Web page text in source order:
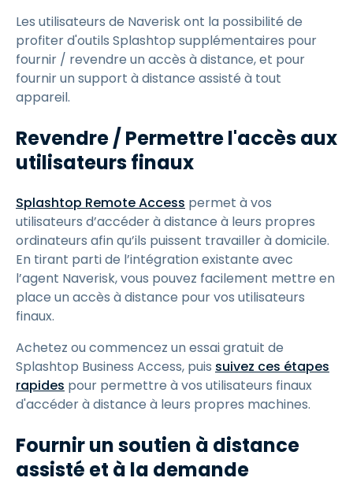
Les utilisateurs de Naverisk ont la possibilité de
profiter d'outils Splashtop supplémentaires pour
fournir / revendre un accès à distance, et pour
fournir un support à distance assisté à tout
appareil.
Revendre / Permettre l'accès aux
utilisateurs finaux
Splashtop Remote Access permet à vos
utilisateurs d’accéder à distance à leurs propres
ordinateurs afin qu’ils puissent travailler à domicile.
En tirant parti de l’intégration existante avec
l’agent Naverisk, vous pouvez facilement mettre en
place un accès à distance pour vos utilisateurs
finaux.
Achetez ou commencez un essai gratuit de
Splashtop Business Access, puis suivez ces étapes
rapides pour permettre à vos utilisateurs finaux
d'accéder à distance à leurs propres machines.
Fournir un soutien à distance
assisté et à la demande